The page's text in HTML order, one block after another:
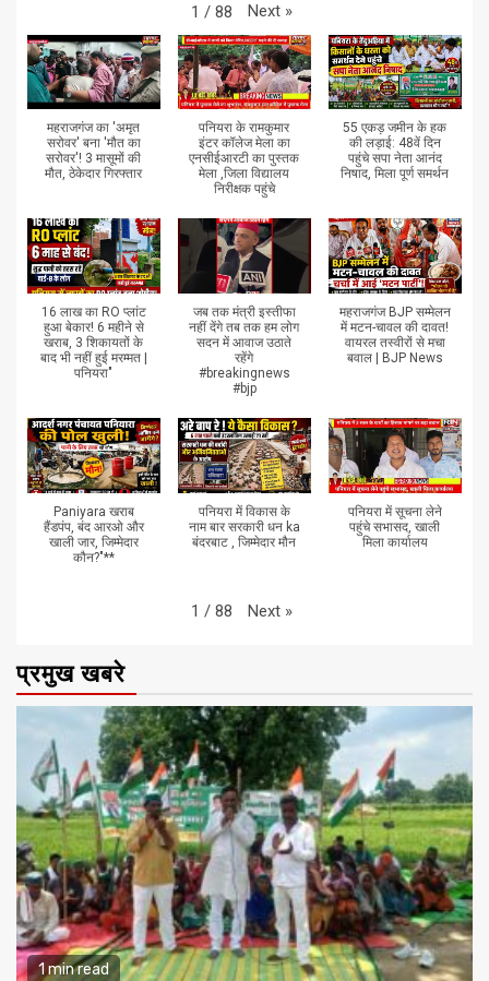
1 / 88 Next »
महराजगंज का 'अमृत
सरोवर' बना 'मौत का
सरोवर'! 3 मासूमों की
मौत, ठेकेदार गिरफ्तार
पनियरा के रामकुमार
इंटर कॉलेज मेला का
एनसीईआरटी का पुस्तक
मेला ,जिला विद्यालय
निरीक्षक पहुंचे
55 एकड़ जमीन के हक
की लड़ाई: 48वें दिन
पहुंचे सपा नेता आनंद
निषाद, मिला पूर्ण समर्थन
16 लाख का RO प्लांट
हुआ बेकार! 6 महीने से
खराब, 3 शिकायतों के
बाद भी नहीं हुई मरम्मत |
पनियरा"
जब तक मंत्री इस्तीफा
नहीं देंगे तब तक हम लोग
सदन में आवाज उठाते
रहेंगे
#breakingnews
#bjp
महराजगंज BJP सम्मेलन
में मटन-चावल की दावत!
वायरल तस्वीरों से मचा
बवाल | BJP News
Paniyara खराब
हैंडपंप, बंद आरओ और
खाली जार, जिम्मेदार
कौन?"**
पनियरा में विकास के
नाम बार सरकारी धन ka
बंदरबाट , जिम्मेदार मौन
पनियरा में सूचना लेने
पहुंचे सभासद, खाली
मिला कार्यालय
1 / 88 Next »
प्रमुख खबरे
1 min read